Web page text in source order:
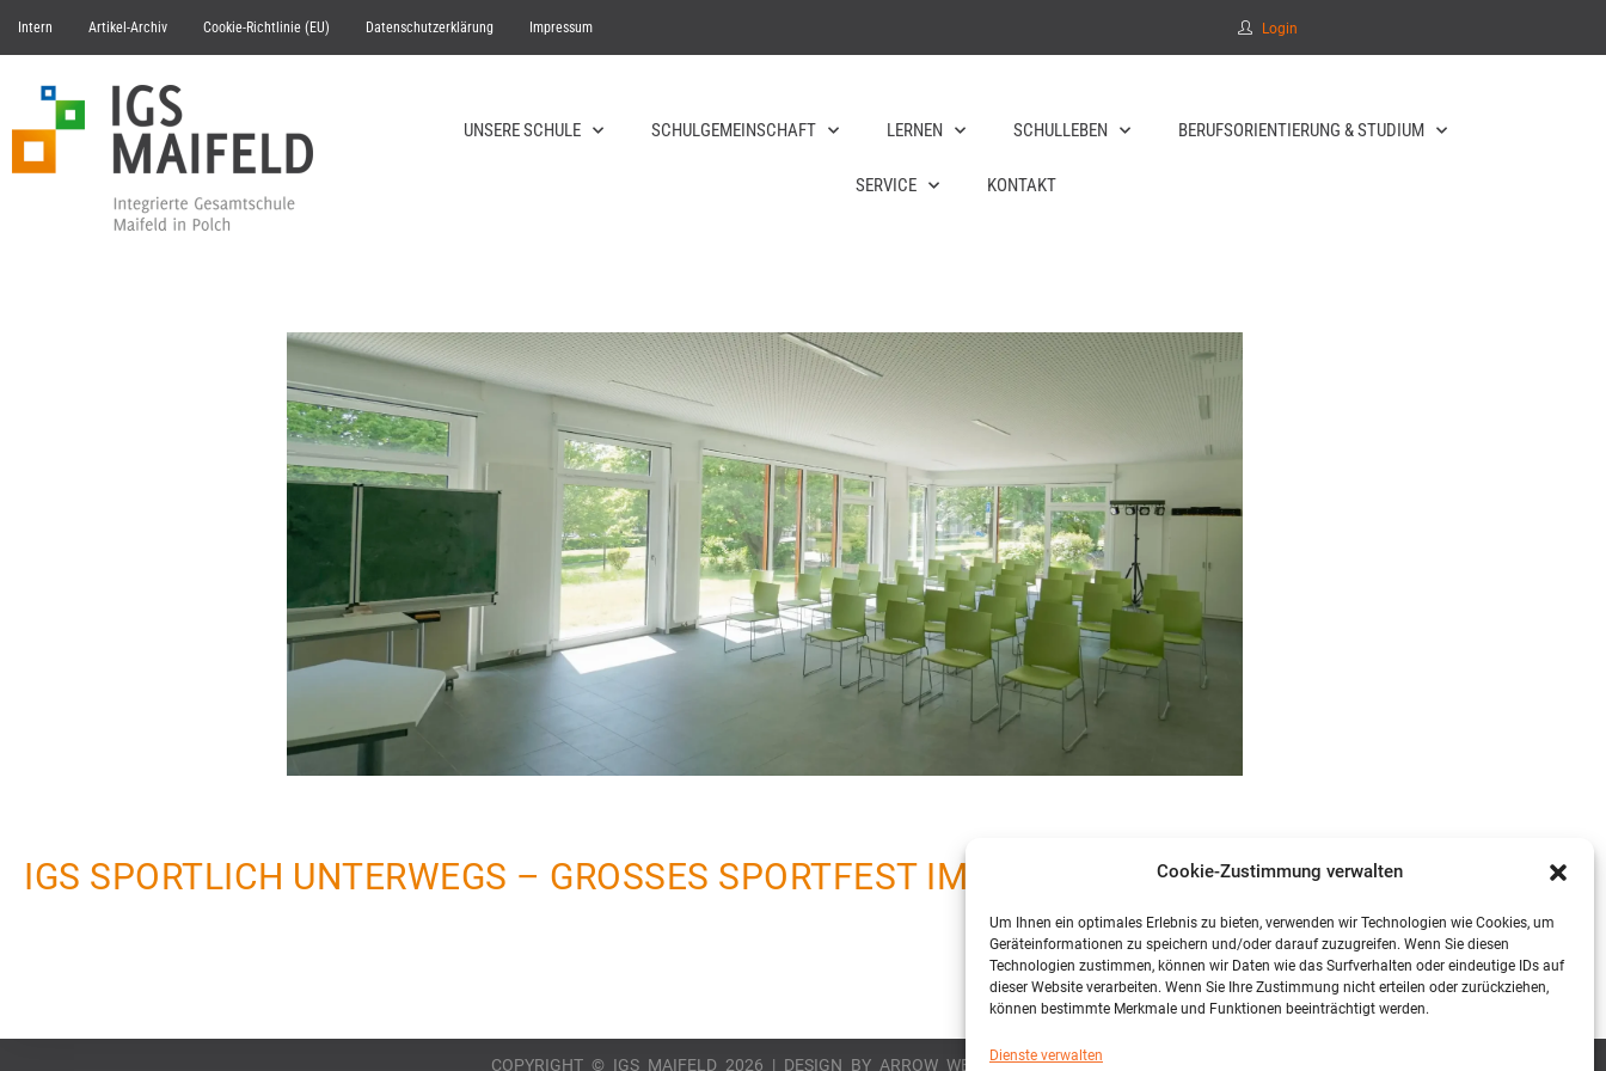
Cookie-Zustimmung verwalten
Um Ihnen ein optimales Erlebnis zu bieten, verwenden wir Technologien wie Cookies, um
Geräteinformationen zu speichern und/oder darauf zuzugreifen. Wenn Sie diesen
Technologien zustimmen, können wir Daten wie das Surfverhalten oder eindeutige IDs auf
dieser Website verarbeiten. Wenn Sie Ihre Zustimmung nicht erteilen oder zurückziehen,
können bestimmte Merkmale und Funktionen beeinträchtigt werden.
Dienste verwalten
Intern Artikel-Archiv Cookie-Richtlinie (EU) Datenschutzerklärung Impressum Login
UNSERE SCHULE SCHULGEMEINSCHAFT LERNEN SCHULLEBEN BERUFSORIENTIERUNG & STUDIUM
SERVICE KONTAKT
IGS SPORTLICH UNTERWEGS – GROSSES SPORTFEST IM STADION POLCH
COPYRIGHT © IGS MAIFELD 2026 | DESIGN BY ARROW WEBDESIGN